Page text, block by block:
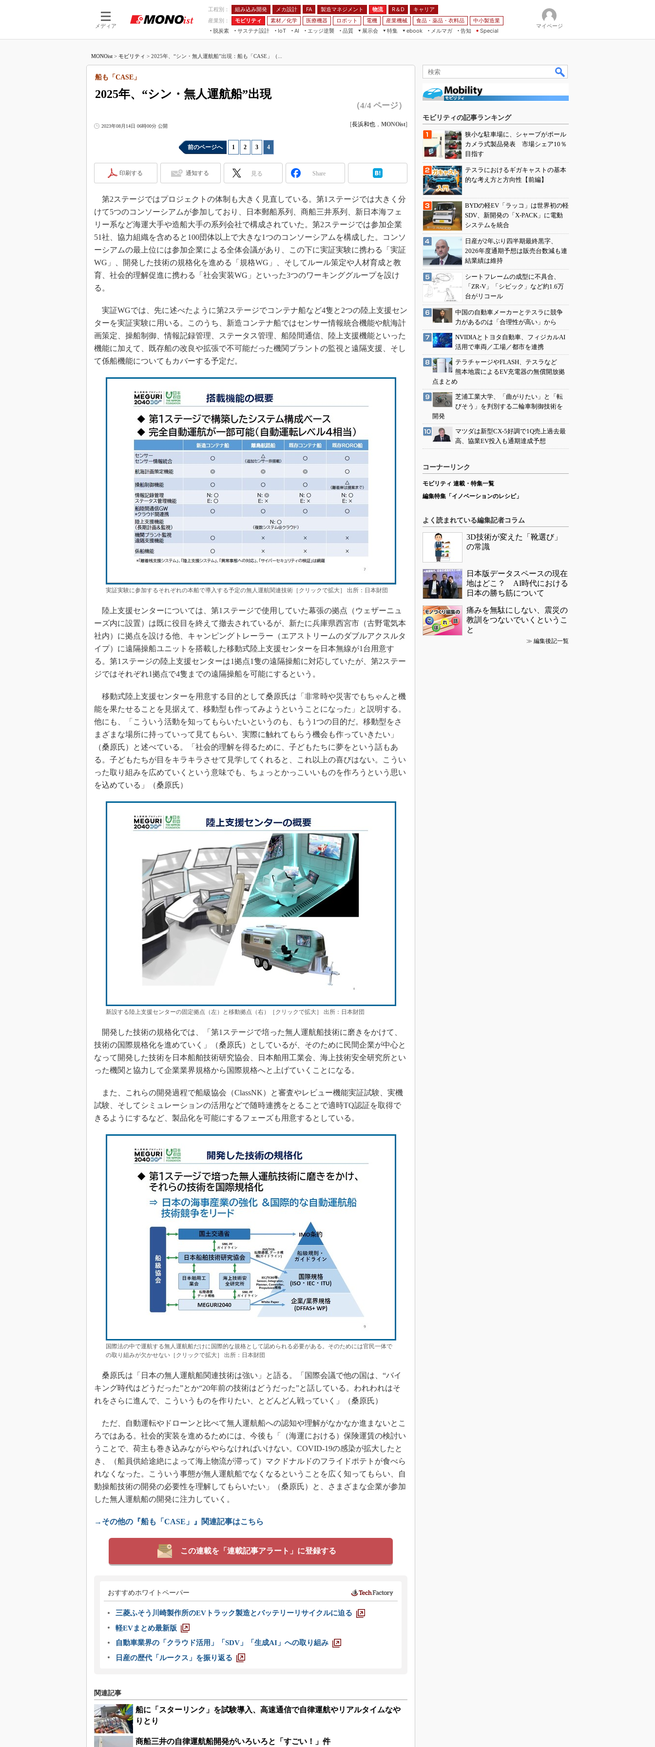
メディア
工程別： 組み込み開発 メカ設計 FA 製造マネジメント 物流 R＆D
キャリア
産業別：
モビリティ 素材／化学 医療機器 ロボット 電機 産業機械 食品・薬品・衣料品
中小製造業
脱炭素
サステナ設計
IoT
つながる工場
AI
AI×設備保全
エッジ逆襲 品質
展示会
JIMTOF
IIFES
TECHNO-FRONTIER
人テク展
スマート工場EXPO
EdgeTech+
日本ものづくりワールド
AUTOMOTIVE WORLD
産業オープンネット展
特集
Windows Embedded
車載ソフト開発
無償設計ツール
3Dプリンタ
デジタルツインとCAE
S＆OP
インダストリー4.0
メイドインジャパン
植物工場
ebook
メルマガ
告知 Special
マイページ
MONOist > モビリティ > 2025年、“シン・無人運航船”出現：船も「CASE」（...
2025年、“シン・無人運航船”出現
船も「CASE」
（4/4 ページ）
2023年08月14日 06時00分 公開 [長浜和也 ， MONOist]
前のページへ 1 2 3 4
印刷する 通知する 見る Share
第2ステージではプロジェクトの体制も大きく見直している。第1ステージでは大きく分
けて5つのコンソーシアムが参加しており、日本郵船系列、商船三井系列、新日本海フェ
リー系など海運大手や造船大手の系列会社で構成されていた。第2ステージでは参加企業
51社、協力組織を含めると100団体以上で大きな1つのコンソーシアムを構成した。コンソ
ーシアムの最上位には参加企業による全体会議があり、この下に実証実験に携わる「実証
WG」、開発した技術の規格化を進める「規格WG」、そしてルール策定や人材育成と教
育、社会的理解促進に携わる「社会実装WG」といった3つのワーキンググループを設け
る。
実証WGでは、先に述べたように第2ステージでコンテナ船など4隻と2つの陸上支援セン
ターを実証実験に用いる。このうち、新造コンテナ船ではセンサー情報統合機能や航海計
画策定、操船制御、情報記録管理、ステータス管理、船陸間通信、陸上支援機能といった
機能に加えて、既存船の改良や拡張で不可能だった機関プラントの監視と遠隔支援、そし
て係船機能についてもカバーする予定だ。
実証実験に参加するそれぞれの本船で導入する予定の無人運航関連技術［クリックで拡大］ 出所：日本財団
陸上支援センターについては、第1ステージで使用していた幕張の拠点（ウェザーニュ
ーズ内に設置）は既に役目を終えて撤去されているが、新たに兵庫県西宮市（古野電気本
社内）に拠点を設ける他、キャンピングトレーラー（エアストリームのダブルアクスルタ
イプ）に遠隔操船ユニットを搭載した移動式陸上支援センターを日本無線が1台用意す
る。第1ステージの陸上支援センターは1拠点1隻の遠隔操船に対応していたが、第2ステー
ジではそれぞれ1拠点で4隻までの遠隔操船を可能にするという。
移動式陸上支援センターを用意する目的として桑原氏は「非常時や災害でもちゃんと機
能を果たせることを見据えて、移動型も作ってみようということになった」と説明する。
他にも、「こういう活動を知ってもらいたいというのも、もう1つの目的だ。移動型をさ
まざまな場所に持っていって見てもらい、実際に触れてもらう機会も作っていきたい」
（桑原氏）と述べている。「社会的理解を得るために、子どもたちに夢をという話もあ
る。子どもたちが目をキラキラさせて見学してくれると、これ以上の喜びはない。こうい
った取り組みを広めていくという意味でも、ちょっとかっこいいものを作ろうという思い
を込めている」（桑原氏）
新設する陸上支援センターの固定拠点（左）と移動拠点（右）［クリックで拡大］ 出所：日本財団
開発した技術の規格化では、「第1ステージで培った無人運航船技術に磨きをかけて、
技術の国際規格化を進めていく」（桑原氏）としているが、そのために民間企業が中心と
なって開発した技術を日本船舶技術研究協会、日本舶用工業会、海上技術安全研究所とい
った機関と協力して企業業界規格から国際規格へと上げていくことになる。
また、これらの開発過程で船級協会（ClassNK）と審査やレビュー機能実証試験、実機
試験、そしてシミュレーションの活用などで随時連携をとることで適時TQ認証を取得で
きるようにするなど、製品化を可能にするフェーズも用意するとしている。
国際法の中で運航する無人運航船だけに国際的な規格として認められる必要がある。そのためには官民一体で
の取り組みが欠かせない［クリックで拡大］ 出所：日本財団
桑原氏は「日本の無人運航船関連技術は強い」と語る。「国際会議で他の国は、“バイ
キング時代はどうだった”とか“20年前の技術はどうだった”と話している。われわれはそ
れをさらに進んで、こういうものを作りたい、とどんどん戦っていく」（桑原氏）
ただ、自動運転やドローンと比べて無人運航船への認知や理解がなかなか進まないとこ
ろではある。社会的実装を進めるためには、今後も「（海運における）保険運賃の検討い
うことで、荷主も巻き込みながらやらなければいけない。COVID-19の感染が拡大したと
き、（船員供給途絶によって海上物流が滞って）マクドナルドのフライドポテトが食べら
れなくなった。こういう事態が無人運航船でなくなるということを広く知ってもらい、自
動操船技術の開発の必要性を理解してもらいたい」（桑原氏）と、さまざまな企業が参加
した無人運航船の開発に注力していく。
→その他の『船も「CASE」』関連記事はこちら
この連載を「連載記事アラート」に登録する
おすすめホワイトペーパー
三菱ふそう川崎製作所のEVトラック製造とバッテリーリサイクルに迫る
軽EVまとめ最新版
自動車業界の「クラウド活用」「SDV」「生成AI」への取り組み
日産の歴代「ルークス」を振り返る
関連記事
船に「スターリンク」を試験導入、高速通信で自律運航やリアルタイムなや
りとり
商船三井の自律運航船開発がいろいろと「すごい！」件
モビリティの記事ランキング
狭小な駐車場に、シャープがポール
カメラ式製品発表 市場シェア10％
目指す
テスラにおけるギガキャストの基本
的な考え方と方向性【前編】
BYDの軽EV「ラッコ」は世界初の軽
SDV、新開発の「X-PACK」に電動
システムを統合
日産が2年ぶり四半期最終黒字、
2026年度通期予想は販売台数減も連
結業績は維持
シートフレームの成型に不具合、
「ZR-V」「シビック」など約1.6万
台がリコール
中国の自動車メーカーとテスラに競争
力があるのは「合理性が高い」から
NVIDIAとトヨタ自動車、フィジカルAI
活用で車両／工場／都市を連携
テラチャージやFLASH、テスラなど
熊本地震によるEV充電器の無償開放拠
点まとめ
芝浦工業大学、「曲がりたい」と「転
びそう」を判別する二輪車制御技術を
開発
マツダは新型CX-5好調で1Q売上過去最
高、協業EV投入も通期達成予想
コーナーリンク
モビリティ 連載・特集一覧
編集特集「イノベーションのレシピ」
よく読まれている編集記者コラム
3D技術が変えた「靴選び」
の常識
日本版データスペースの現在
地はどこ？ AI時代における
日本の勝ち筋について
痛みを無駄にしない、震災の
教訓をつないでいくというこ
と
≫ 編集後記一覧